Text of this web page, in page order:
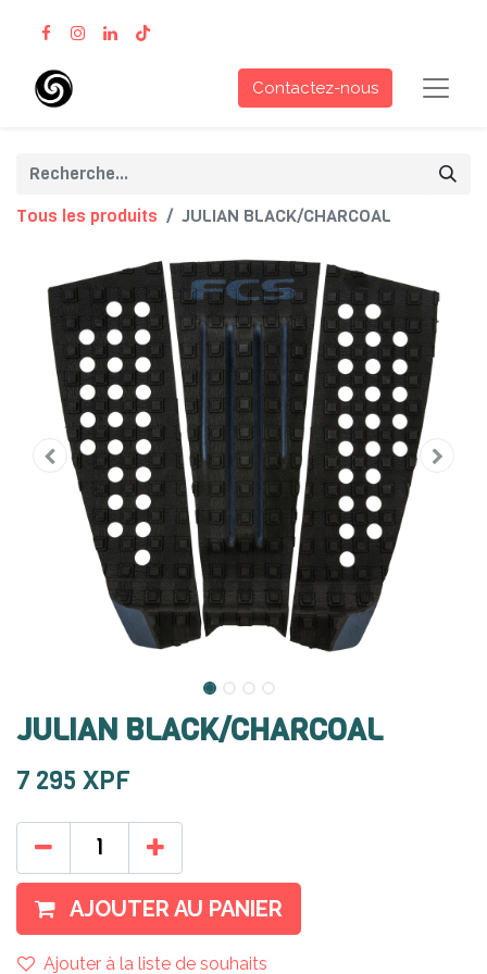
Contactez-nous
Tous les produits JULIAN BLACK/CHARCOAL
JULIAN BLACK/CHARCOAL
7 295 XPF
AJOUTER AU PANIER
Ajouter à la liste de souhaits